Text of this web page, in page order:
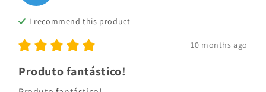
I recommend this product
10 months ago
Produto fantástico!